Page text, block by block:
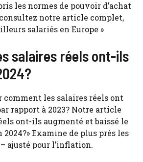
les normes de pouvoir d’achat
consultez notre article complet,
salariés en Europe »
salaires réels ont-ils
comment les salaires réels ont
rapport à 2023? Notre article
ont-ils augmenté et baissé le
2024?» Examine de plus près les
ajusté pour l’inflation.